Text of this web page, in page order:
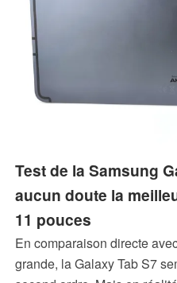
Test de la Samsung
aucun doute la
11 pouces
En comparaison directe
grande, la Galaxy Tab S7